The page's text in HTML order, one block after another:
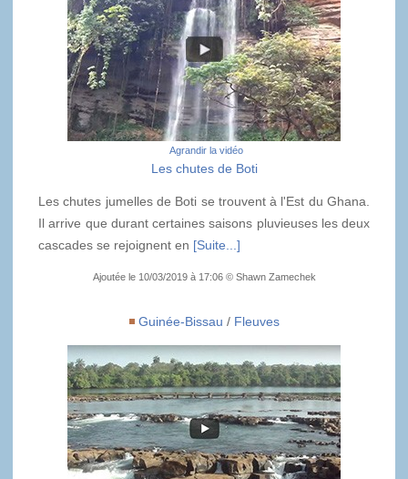
Agrandir la vidéo
Les chutes de Boti
Les chutes jumelles de Boti se trouvent à l'Est du Ghana.
Il arrive que durant certaines saisons pluvieuses les deux
cascades se rejoignent en [Suite...]
Ajoutée le 10/03/2019 à 17:06 © Shawn Zamechek
Guinée-Bissau / Fleuves